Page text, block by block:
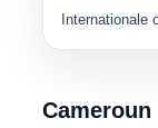
Internationale